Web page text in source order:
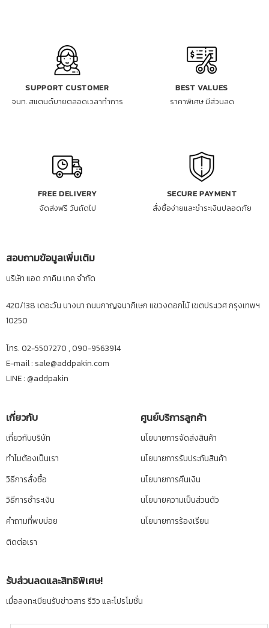
SUPPORT CUSTOMER
จนท. สแตนด์บายตลอดเวลาทำการ
BEST VALUES
ราคาพิเศษ มีส่วนลด
FREE DELIVERY
จัดส่งฟรี วันถัดไป
SECURE PAYMENT
สั่งซื้อง่ายและชำระเงินปลอดภัย
สอบถามข้อมูลเพิ่มเติม
บริษัท แอด ภาคิน เทค จำกัด
420/138 เดอะวัน บางนา ถนนกาญจนาภิเษก แขวงดอกไม้ เขตประเวศ กรุงเทพฯ
10250
โทร. 02-5507270 , 090-9563914
E-mail : sale@addpakin.com
LINE : @addpakin
เกี่ยวกับ
เกี่ยวกับบริษัท
ทำไมต้องเป็นเรา
วิธีการสั่งซื้อ
วิธีการชำระเงิน
คำถามที่พบบ่อย
ติดต่อเรา
ศูนย์บริการลูกค้า
นโยบายการจัดส่งสินค้า
นโยบายการรับประกันสินค้า
นโยบายการคืนเงิน
นโยบายความเป็นส่วนตัว
นโยบายการร้องเรียน
รับส่วนลดและสิทธิพิเศษ!
เมื่อลงทะเบียนรับข่าวสาร รีวิว และโปรโมชั่น